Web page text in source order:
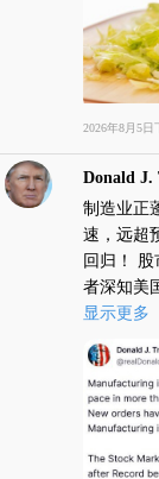
2026年8月5日
Donald J.
制造业正
速，远超
回归！
者深知美
品出口额
年前还被
人”正竭
功，但他
位的落地
显示更多